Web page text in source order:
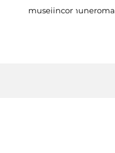
museiincomuneroma